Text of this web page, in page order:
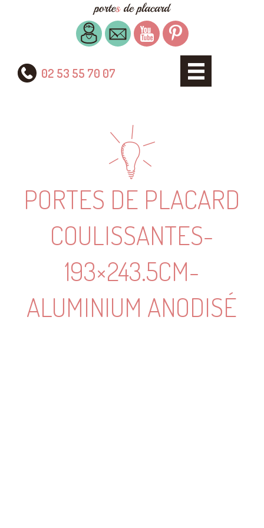
02 53 55 70 07
PORTES DE PLACARD
COULISSANTES-
193×243.5CM-
ALUMINIUM ANODISÉ